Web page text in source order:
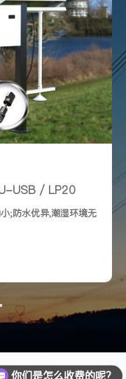
USB / LP20
;防水优异,潮湿环境无
现在有优惠活动么？